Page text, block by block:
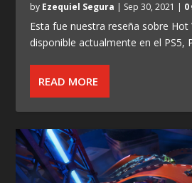
by Ezequiel Segura | Sep 30, 2021 | 0
Esta fue nuestra reseña sobre Hot
disponible actualmente en el PS5,
READ MORE